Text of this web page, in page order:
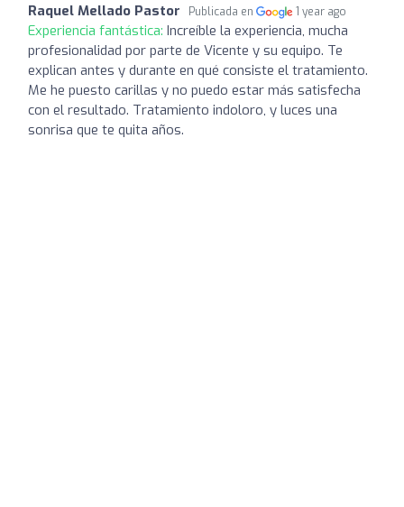
Raquel Mellado Pastor Publicada en 1 year ago
Experiencia fantástica: Increíble la experiencia, mucha
profesionalidad por parte de Vicente y su equipo. Te
explican antes y durante en qué consiste el tratamiento.
Me he puesto carillas y no puedo estar más satisfecha
con el resultado. Tratamiento indoloro, y luces una
sonrisa que te quita años.